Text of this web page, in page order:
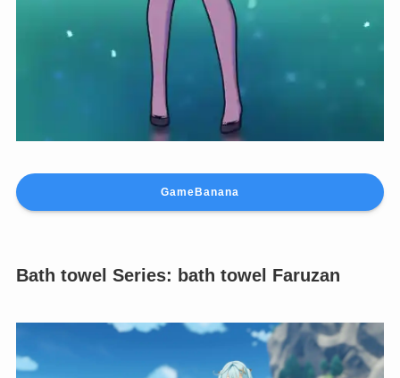
GameBanana
Bath towel Series: bath towel Faruzan